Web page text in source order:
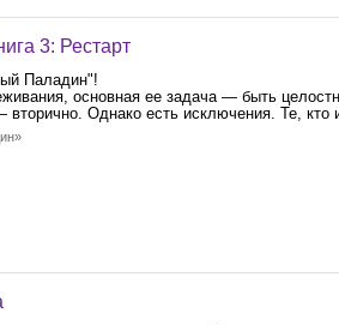
3: Рестарт
Паладин"!
основная ее задача — быть
Однако есть исключения. Те, кто